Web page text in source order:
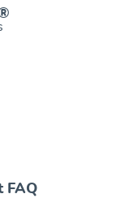
FAQ